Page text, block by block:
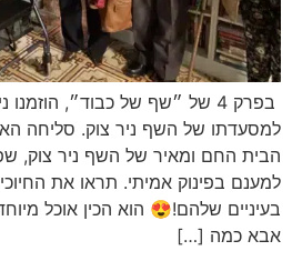
בפרק 4 של ״שף של כבוד״,
למסעדתו של השף ניר צוק. סליחה
הבית החם ומאיר של השף ניר צוק,
למענם בפינוק אמיתי. תראו את
בעיניים שלהם!😍 הוא הכין אוכל
אבא כמה […]